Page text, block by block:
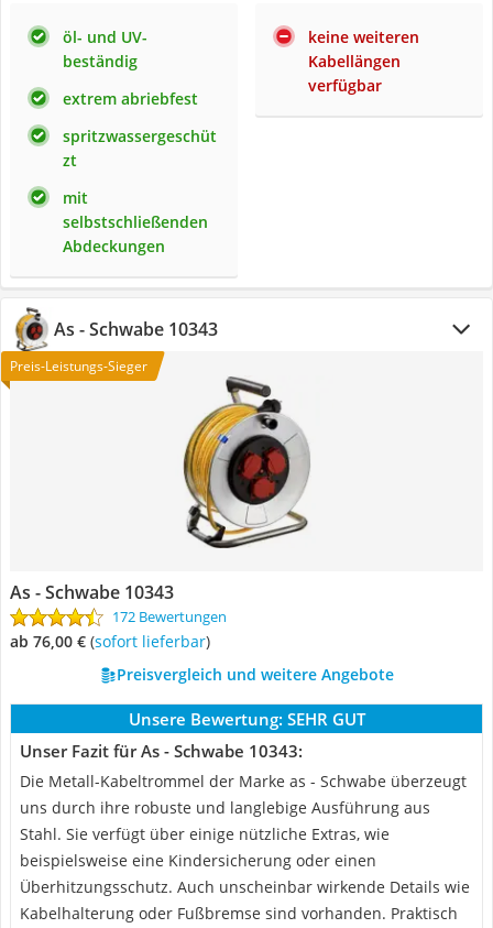
öl- und UV-
beständig
extrem abriebfest
spritzwassergeschüt
zt
mit
selbstschließenden
Abdeckungen
keine weiteren
Kabellängen
verfügbar
As - Schwabe 10343
Preis-Leistungs-Sieger
As - Schwabe 10343
172 Bewertungen
ab 76,00 € ( Sofort lieferbar)
Preisvergleich und weitere Angebote
Unsere Bewertung: SEHR GUT
Unser Fazit für As - Schwabe 10343:
Die Metall-Kabeltrommel der Marke as - Schwabe überzeugt
uns durch ihre robuste und langlebige Ausführung aus
Stahl. Sie verfügt über einige nützliche Extras, wie
beispielsweise eine Kindersicherung oder einen
Überhitzungsschutz. Auch unscheinbar wirkende Details wie
Kabelhalterung oder Fußbremse sind vorhanden. Praktisch